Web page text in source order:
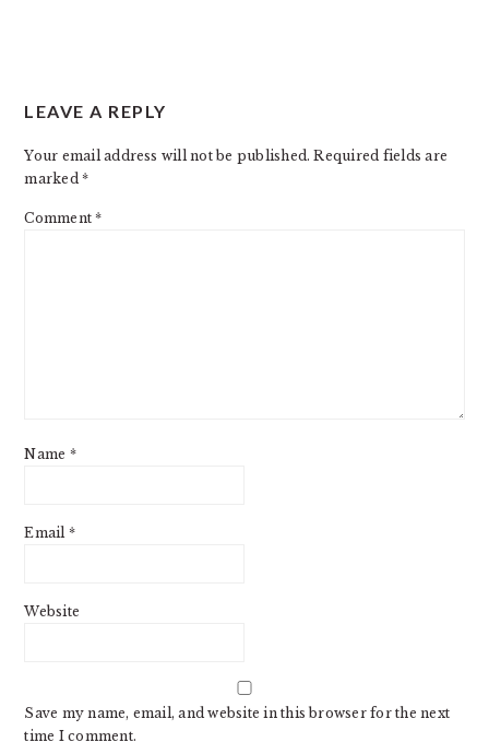
INTERACTIONS
LEAVE A REPLY
Your email address will not be published. Required fields are
marked*
Comment*
Name *
Email *
Website
Save my name, email, and website in this browser for the next
time I comment.